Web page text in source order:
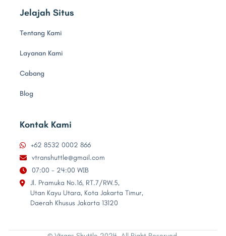
Jelajah Situs
Tentang Kami
Layanan Kami
Cabang
Blog
Kontak Kami
 +62 8532 0002 866
 vtranshuttle@gmail.com
 07:00 - 24:00 WIB

Jl. Pramuka No.16, RT.7/RW.5,
Utan Kayu Utara, Kota Jakarta Timur,
Daerah Khusus Jakarta 13120